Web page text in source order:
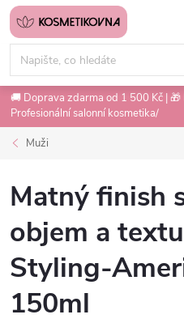
Přejít
obsah
🚚 Doprava zdarma od 1 500 Kč | 🎁
Profesionální salonní kosmetika/
Muži
Matný finish
objem a
Styling-
150ml